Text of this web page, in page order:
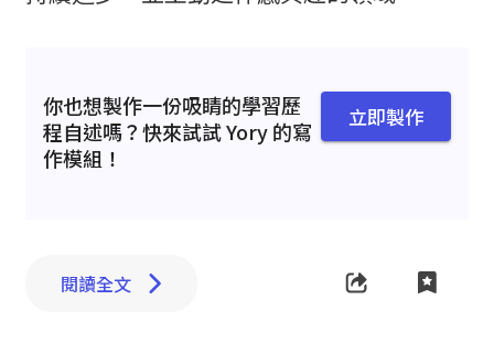
你也想製作一份吸睛的學習歷
程自述嗎？快來試試 Yory 的寫
作模組！
立即製作
閱讀全文